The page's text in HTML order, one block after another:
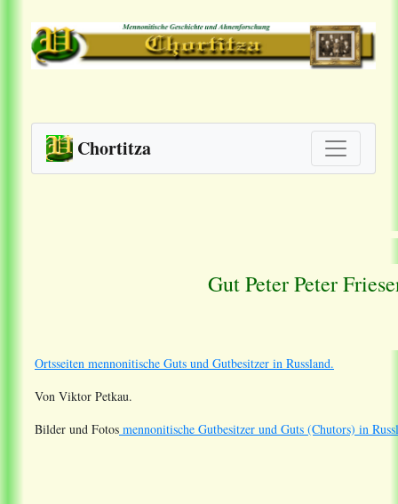
Chortitza
Gut Peter Peter
Ortsseiten mennonitische Guts und Gutbesitzer in Russland.
Von Viktor Petkau.
Bilder und Fotos mennonitische Gutbesitzer und Guts (Chutors) in